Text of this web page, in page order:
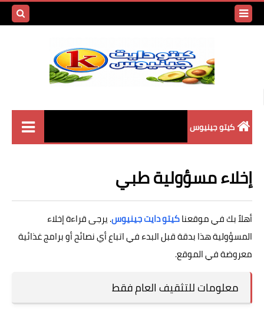
كيتو جينيوس
وصفات الكيتو دايت
الكيتو
المشروبات في الكيتو
إخلاء مسؤولية طبي
أهلاً بك في موقعناكيتو دايت جينيوس. يرجى قراءة إخلاء
المسؤولية هذا بدقة قبل البدء في اتباع أي نصائح أو برامج غذائية
معروضة في الموقع.
معلومات للتثقيف العام فقط